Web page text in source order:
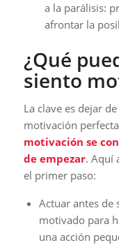
a la parálisis:
afrontar la
¿Qué
siento
La clave es dejar
motivación
motivación se
de empezar. Aquí
el primer paso:
Actuar antes de
motivado para
una acción